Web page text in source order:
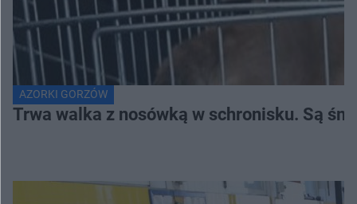
AZORKI GORZÓW
Trwa walka z nosówką w schronisku. Są